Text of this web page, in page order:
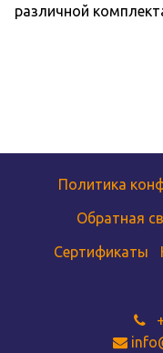
различной
Политика
Обратная
Сертификаты